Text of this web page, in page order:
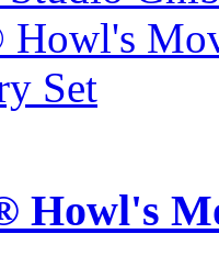
Howl's